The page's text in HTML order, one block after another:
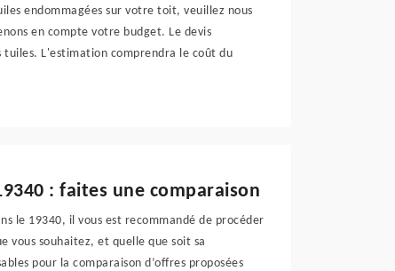
endommagées sur votre toit, veuillez nous
en compte votre budget. Le devis
L'estimation comprendra le coût du
: faites une comparaison
le 19340, il vous est recommandé de procéder
vous souhaitez, et quelle que soit sa
pour la comparaison d’offres proposées